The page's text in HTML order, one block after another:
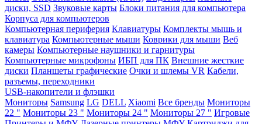
диски, SSD Звуковые карты Блоки питания для компьютера
Корпуса для компьютеров
Компьютерная периферия Клавиатуры Комплекты мышь и
клавиатура Компьютерные мыши Коврики для мыши Веб
камеры Компьютерные наушники и гарнитуры
Компьютерные микрофоны ИБП для ПК Внешние жесткие
диски Планшеты графические Очки и шлемы VR Кабели,
разъемы, переходники
USB-накопители и флэшки
Мониторы Samsung LG DELL Xiaomi Все бренды Мониторы
22 " Мониторы 23 " Мониторы 24 " Мониторы 27 " Игровые